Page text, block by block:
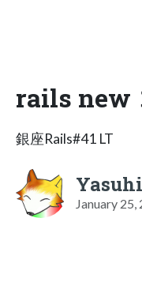
rails new
銀座Rails#41 LT
January 25,